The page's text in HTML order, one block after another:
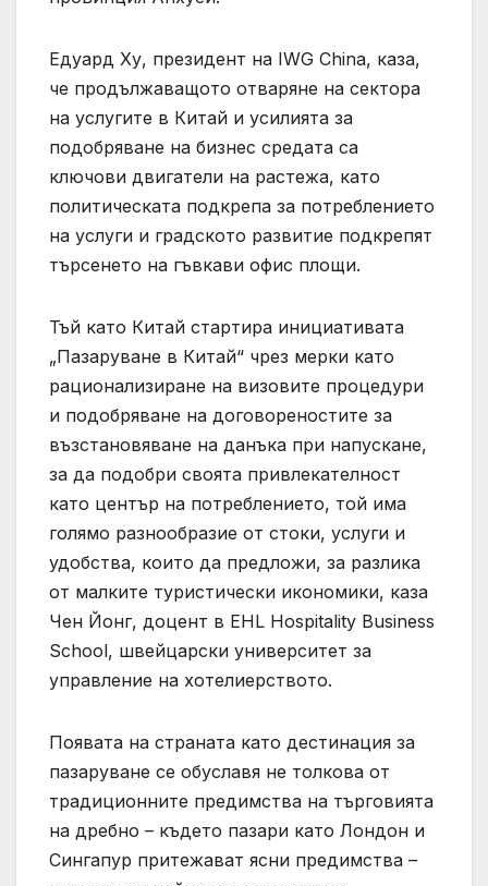
Едуард Ху, президент на IWG China, каза,
че продължаващото отваряне на сектора
на услугите в Китай и усилията за
подобряване на бизнес средата са
ключови двигатели на растежа, като
политическата подкрепа за потреблението
на услуги и градското развитие подкрепят
търсенето на гъвкави офис площи.
Тъй като Китай стартира инициативата
„Пазаруване в Китай“ чрез мерки като
рационализиране на визовите процедури
и подобряване на договореностите за
възстановяване на данъка при напускане,
за да подобри своята привлекателност
като център на потреблението, той има
голямо разнообразие от стоки, услуги и
удобства, които да предложи, за разлика
от малките туристически икономики, каза
Чен Йонг, доцент в EHL Hospitality Business
School, швейцарски университет за
управление на хотелиерството.
Появата на страната като дестинация за
пазаруване се обуславя не толкова от
традиционните предимства на търговията
на дребно – където пазари като Лондон и
Сингапур притежават ясни предимства –